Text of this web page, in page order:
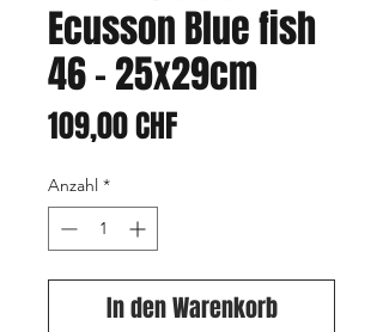
Ecusson Blue fish
46 - 25x29cm
109,00 CHFPreis
Anzahl *
In den Warenkorb